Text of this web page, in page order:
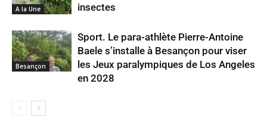
A la Une
insectes
Besançon
Sport. Le para-athlète Pierre-Antoine
Baele s’installe à Besançon pour viser
les Jeux paralympiques de Los Angeles
en 2028